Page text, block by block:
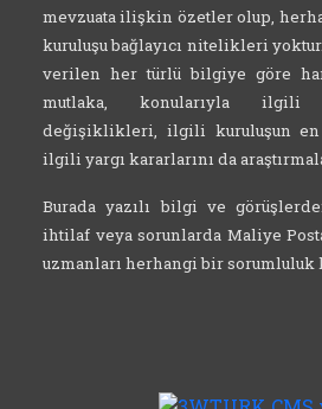
mevzuata ilişkin özetler olup,
kuruluşu bağlayıcı nitelikleri
verilen her türlü bilgiye göre
mutlaka, konularıyla ilgili
değişiklikleri, ilgili kuruluşun en
ilgili yargı kararlarını da
Burada yazılı bilgi ve
ihtilaf veya sorunlarda Maliye
uzmanları herhangi bir sorumluluk